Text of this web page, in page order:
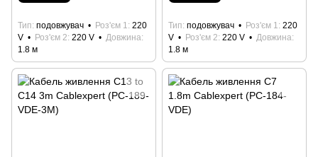
Тип подовжувач Роз'єм 1 220
V
Роз'єм 2 220 V
Довжина
1.8 м
Тип подовжувач Роз'єм 1 220
V
Роз'єм 2 220 V
Довжина
1.8 м